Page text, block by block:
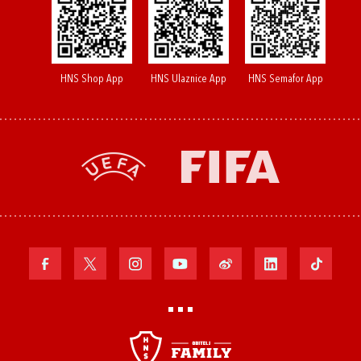
HNS Shop App HNS Ulaznice App HNS Semafor App